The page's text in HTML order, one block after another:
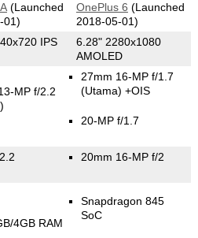
(Launched
01)
OnePlus 6 (Launched
2018-05-01)
IPS
6.28" 2280x1080
AMOLED
MP f/2.2
27mm 16-MP f/1.7
(Utama) +OIS
20-MP f/1.7
20mm 16-MP f/2
4GB RAM
Snapdragon 845
SoC